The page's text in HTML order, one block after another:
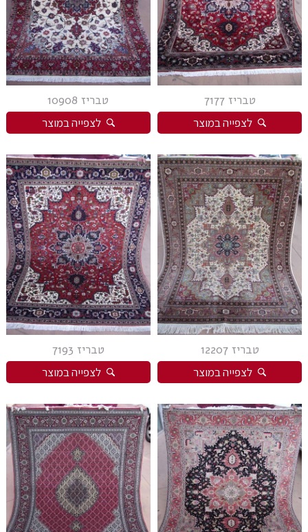
טבריז 7177
לצפייה במוצר
טבריז 10908
לצפייה במוצר
טבריז 12207
לצפייה במוצר
טבריז 7193
לצפייה במוצר